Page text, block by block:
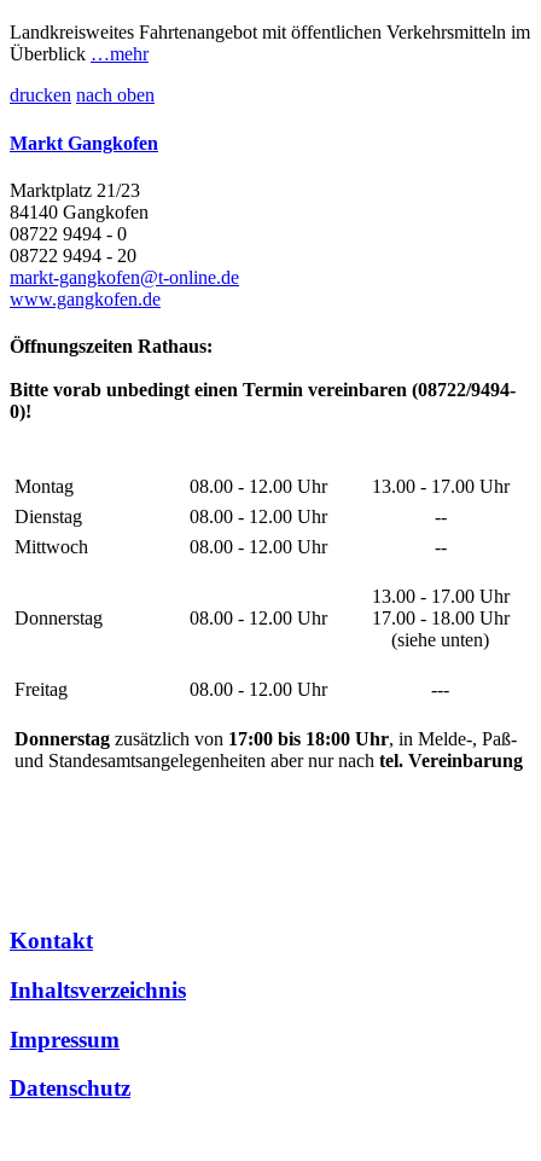
Landkreisweites Fahrtenangebot mit öffentlichen Verkehrsmitteln im
Überblick …mehr
drucken nach oben
Markt Gangkofen
Marktplatz 21/23
84140 Gangkofen
08722 9494 - 0
08722 9494 - 20
markt-gangkofen@t-online.de
www.gangkofen.de
Öffnungszeiten Rathaus:
Bitte vorab unbedingt einen Termin vereinbaren (08722/9494-
0)!
Montag 08.00 - 12.00 Uhr
13.00 - 17.00 Uhr
Dienstag
08.00 - 12.00 Uhr
--
Mittwoch
08.00 - 12.00 Uhr --
Donnerstag 08.00 - 12.00 Uhr
13.00 - 17.00 Uhr
17.00 - 18.00 Uhr
(siehe unten)
Freitag 08.00 - 12.00 Uhr ---
Donnerstag zusätzlich von 17:00 bis 18:00 Uhr, in Melde-, Paß-
und Standesamtsangelegenheiten aber nur nach tel. Vereinbarung
Kontakt
Inhaltsverzeichnis
Impressum
Datenschutz